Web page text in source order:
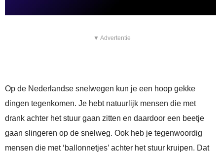
▼ Advertentie
Op de Nederlandse snelwegen kun je een hoop gekke
dingen tegenkomen. Je hebt natuurlijk mensen die met
drank achter het stuur gaan zitten en daardoor een beetje
gaan slingeren op de snelweg. Ook heb je tegenwoordig
mensen die met ‘ballonnetjes’ achter het stuur kruipen. Dat